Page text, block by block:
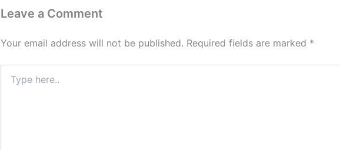
Leave a Comment
Your email address will not be published. Required fields are marked *
here..